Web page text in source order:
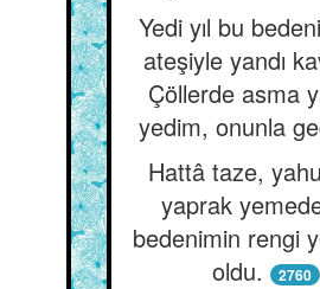
Yedi yıl bu
ateşiyle yandı
Çöllerde asma
yedim, onunla
Hattâ taze,
yaprak
bedenimin rengi
oldu.
2760